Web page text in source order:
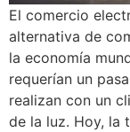
El comercio
alternativa de
la economía
requerían un
realizan con un
de la luz. Hoy, la